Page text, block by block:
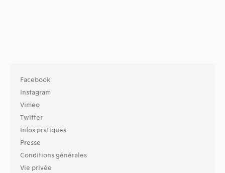
Facebook
Instagram
Vimeo
Twitter
Infos pratiques
Presse
Conditions générales
Vie privée